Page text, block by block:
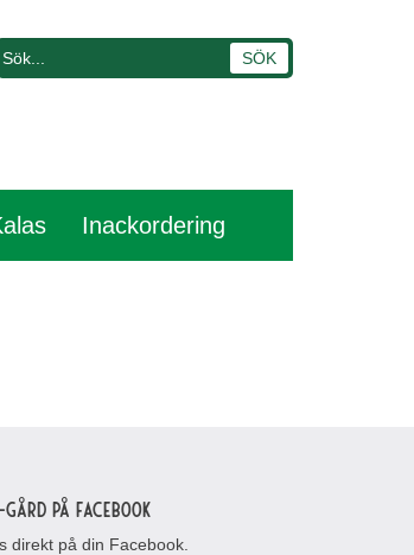
Inackordering
på Facebook
direkt på din Facebook.